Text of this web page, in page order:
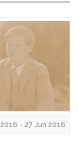
- 27 Jun 2016